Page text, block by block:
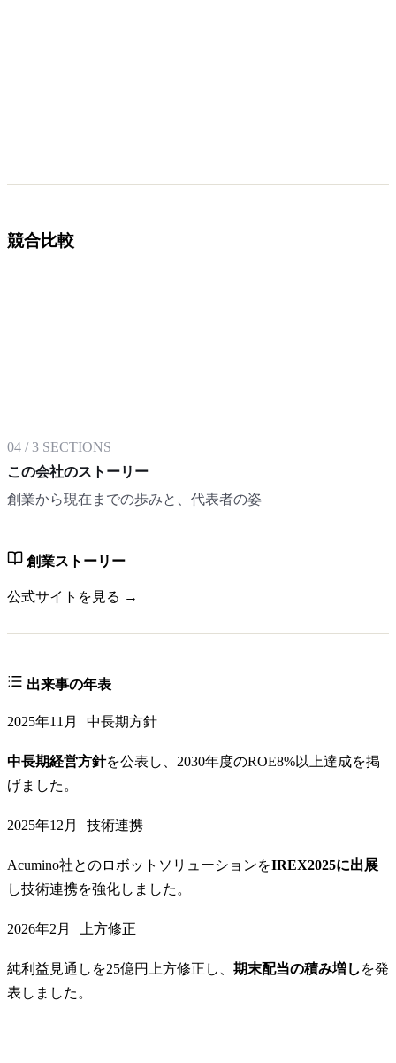
競合比較
04 /3 SECTIONS
この会社のストーリー
創業から現在までの歩みと、代表者の姿
創業ストーリー
公式サイトを見る →
出来事の年表
2025年11月 中長期方針
中長期経営方針を公表し、2030年度のROE8%以上達成を掲
げました。
2025年12月 技術連携
Acumino社とのロボットソリューションをIREX2025に出展
し技術連携を強化しました。
2026年2月 上方修正
純利益見通しを25億円上方修正し、 期末配当の積み増し を発
表しました。